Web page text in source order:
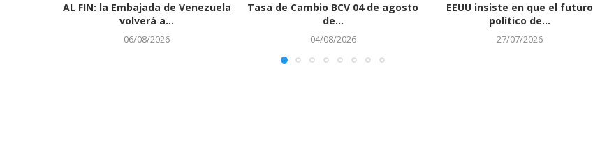
AL FIN: la Embajada de Venezuela
volverá a...
06/08/2026
Tasa de Cambio BCV 04 de agosto
de...
04/08/2026
EEUU insiste en que el futuro
político de...
27/07/2026